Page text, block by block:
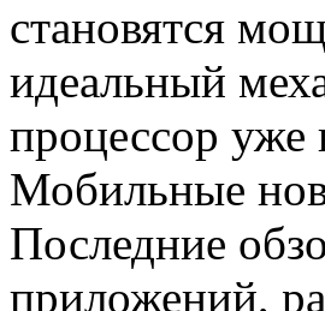
становятся
идеальный
процессор
Мобильные
Последние
приложений,